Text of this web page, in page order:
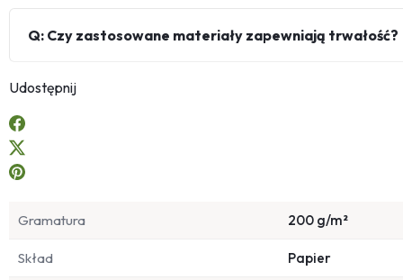
Q: Czy zastosowane materiały zapewniają trwałość?
Udostępnij
Gramatura 200 g/m²
Skład Papier